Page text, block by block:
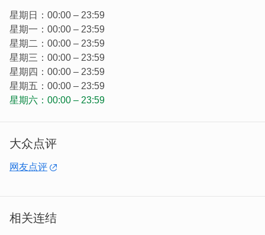
以简约和风式的商务设计，客房配备使用轻巧型的32-42寸
格展现，期待为您带来崭新的住宿体验。
星期日：00:00 – 23:59
星期一：00:00 – 23:59
星期二：00:00 – 23:59
星期三：00:00 – 23:59
星期四：00:00 – 23:59
星期五：00:00 – 23:59
星期六：00:00 – 23:59
大众点评
网友点评
相关连结